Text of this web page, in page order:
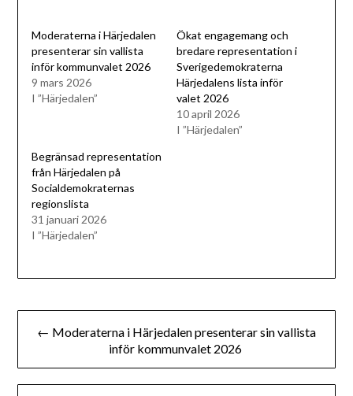
Moderaterna i Härjedalen
presenterar sin vallista
inför kommunvalet 2026
9 mars 2026
I ”Härjedalen”
Ökat engagemang och
bredare representation i
Sverigedemokraterna
Härjedalens lista inför
valet 2026
10 april 2026
I ”Härjedalen”
Begränsad representation
från Härjedalen på
Socialdemokraternas
regionslista
31 januari 2026
I ”Härjedalen”
Inläggsnavigering
← Moderaterna i Härjedalen presenterar sin vallista
inför kommunvalet 2026